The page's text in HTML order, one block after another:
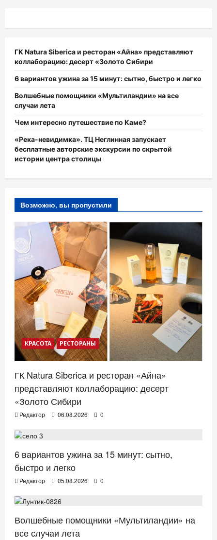
ГК Natura Siberica и ресторан «Айна» представляют
коллаборацию: десерт «Золото Сибири
6 вариантов ужина за 15 минут: сытно, быстро и легко
Волшебные помощники «Мультиландии» на все
случаи лета
Чем интересно путешествие по Каме?
«Река-невидимка». ТЦ Неглинная запускает
бесплатные авторские экскурсии по скрытой
истории центра столицы
Возможно, вы пропустили
КРАСОТА РЕСТОРАНЫ
ГК Natura Siberica и ресторан «Айна»
представляют коллаборацию: десерт
«Золото Сибири
Редактор 06.08.2026
0
6 вариантов ужина за 15 минут: сытно,
быстро и легко
Редактор 05.08.2026
0
Волшебные помощники «Мультиландии» на
все случаи лета